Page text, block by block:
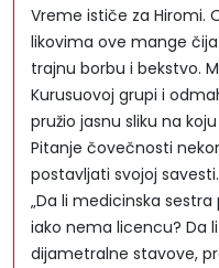
Vreme ističe za Hiromi.
likovima ove mange
trajnu borbu i bekstvo.
Kurusuovoj grupi i
pružio jasnu sliku na
Pitanje čovečnosti
postavljati svojoj savesti.
„Da li medicinska
iako nema licencu? Da
dijametralne stavove,